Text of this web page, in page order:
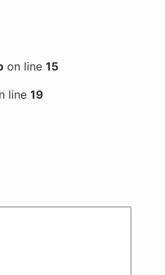
on line 15
line 19